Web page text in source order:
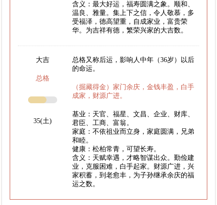
含义：最大好运，福寿圆满之象。顺和、
温良、雅量。集上下之信，令人敬慕，多
受福泽，德高望重，自成家业，富贵荣
华。为吉祥有德，繁荣兴家的大吉数。
大吉
总格
35(土)
总格又称后运，影响人中年（36岁）以后
的命运。
（掘藏得金）家门余庆，金钱丰盈，白手
成家，财源广进。
基业：天官、福星、文昌、企业、财库、
君臣、工商、富翁。
家庭：不依祖业而立身，家庭圆满，兄弟
和睦。
健康：松柏常青，可望长寿。
含义：天赋幸遇，才略智谋出众。勤俭建
业，克服困难，白手起家。财源广进，兴
家积蓄，到老愈丰，为子孙继承余庆的福
运之数。